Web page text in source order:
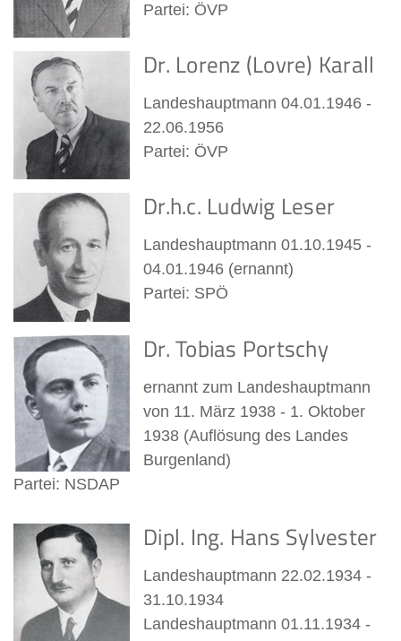
Partei: ÖVP
Dr. Lorenz (Lovre) Karall
Landeshauptmann 04.01.1946 -
22.06.1956
Partei: ÖVP
Dr.h.c. Ludwig Leser
Landeshauptmann 01.10.1945 -
04.01.1946 (ernannt)
Partei: SPÖ
Dr. Tobias Portschy
ernannt zum Landeshauptmann
von 11. März 1938 - 1. Oktober
1938 (Auflösung des Landes
Burgenland)
Partei: NSDAP
Dipl. Ing. Hans Sylvester
Landeshauptmann 22.02.1934 -
31.10.1934
Landeshauptmann 01.11.1934 -